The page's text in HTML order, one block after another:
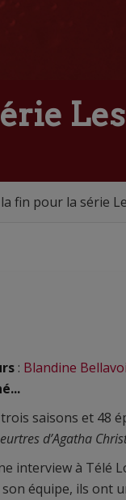
la fin pour la série
: Blandine
saisons et 48
d’Agatha
interview à Télé
son équipe, ils ont